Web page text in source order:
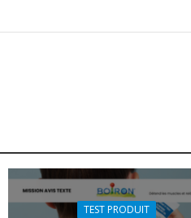
TEST PRODUIT